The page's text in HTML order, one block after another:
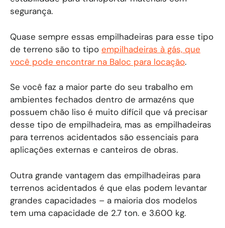
segurança.
Quase sempre essas empilhadeiras para esse tipo
de terreno são to tipo empilhadeiras à gás, que
você pode encontrar na Baloc para locação.
Se você faz a maior parte do seu trabalho em
ambientes fechados dentro de armazéns que
possuem chão liso é muito difícil que vá precisar
desse tipo de empilhadeira, mas as empilhadeiras
para terrenos acidentados são essenciais para
aplicações externas e canteiros de obras.
Outra grande vantagem das empilhadeiras para
terrenos acidentados é que elas podem levantar
grandes capacidades – a maioria dos modelos
tem uma capacidade de 2.7 ton. e 3.600 kg.